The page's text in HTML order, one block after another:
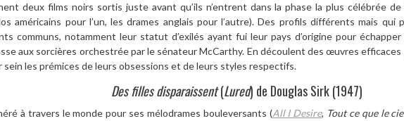
deux films noirs sortis juste avant qu’ils n’entrent dans la phase la plus célébrée
américains pour l’un, les drames anglais pour l’autre). Des profils différents mais qui
communs, notamment leur statut d’exilés ayant fui leur pays d’origine pour échapper
aux sorcières orchestrée par le sénateur McCarthy. En découlent des œuvres
sein les prémices de leurs obsessions et de leurs styles respectifs.
Des filles disparaissent(Lured) de Douglas Sirk (1947)
éré à travers le monde pour ses mélodrames bouleversants (All I Desire, Tout ce que le